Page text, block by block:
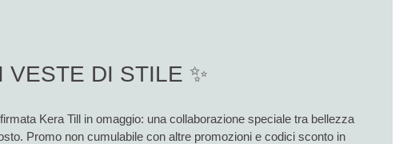
VESTE DI STILE ✨
Kera Till in omaggio: una collaborazione speciale tra bellezza
Promo non cumulabile con altre promozioni e codici sconto in